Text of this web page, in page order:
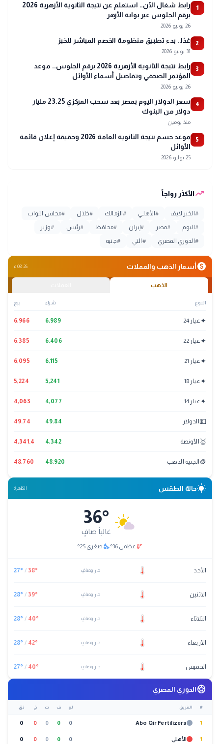
1
رابط شغال الآن.. استعلم عن نتيجة الثانوية الأزهرية 2026
برقم الجلوس عبر بوابة الأزهر
26 يوليو 2026
2 غدًا.. بدء تطبيق منظومة الخصم المباشر للخبز
31 يوليو 2026
3
رابط نتيجة الثانوية الأزهرية 2026 برقم الجلوس.. موعد
المؤتمر الصحفي وتفاصيل أسماء الأوائل
26 يوليو 2026
4
سعر الدولار اليوم بمصر بعد سحب المركزي 23.25 مليار
دولار من البنوك
منذ يومين
5
موعد حسم نتيجة الثانوية العامة 2026 وحقيقة إعلان قائمة
الأوائل
25 يوليو 2026
trending_upالأكثر رواجاً
#الخبر لايف #الأهلي #الزمالك #خلال #مجلس النواب
#اليوم #مصر #إيران #محافظ #رئيس #وزير
#الدوري المصري #التي #جنيه
monetization_onأسعار الذهب والعملات 08:26 م
الذهب
النوع شراء بيع
✦ عيار 24 6,989
6,966
✦ عيار 22 6,406
6,385
✦ عيار 21 6,115
6,095
✦ عيار 18 5,241
5,224
✦ عيار 14 4,077
4,063
💵الدولار 49.84
49.74
🥇 الأونصة 4,342
4,341.4
🪙 الجنيه الذهب 48,920
48,760
wb_sunnyحالة الطقس القاهرة
36°
غالباً صافٍ
thermostat عظمى 36
°
nights_stay صغرى25
°
الأحد حار وصافٍ 38°
/
27°
الاثنين حار وصافٍ 39°
/
28°
الثلاثاء حار وصافٍ 40°
/
28°
الأربعاء حار وصافٍ 42°
/
28°
الخميس حار وصافٍ 40°
/
27°
sports_soccerالدوري المصري
# الفريق لع ف ت خ نق
1
Abo Qir Fertilizers
0
0
0
0
0
1 الأهلي 0
0
0
0
0